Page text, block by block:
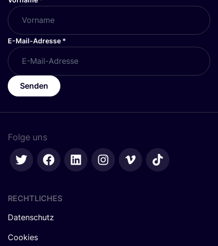
E-Mail-Adresse *
Senden
Folge uns
RECHTLICHES
Datenschutz
Cookies